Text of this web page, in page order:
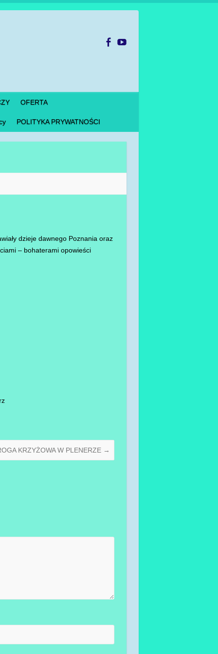
OFERTA
POLITYKA PRYWATNOŚCI
dzieje dawnego Poznania oraz
– bohaterami opowieści
KRZYŻOWA W PLENERZE →